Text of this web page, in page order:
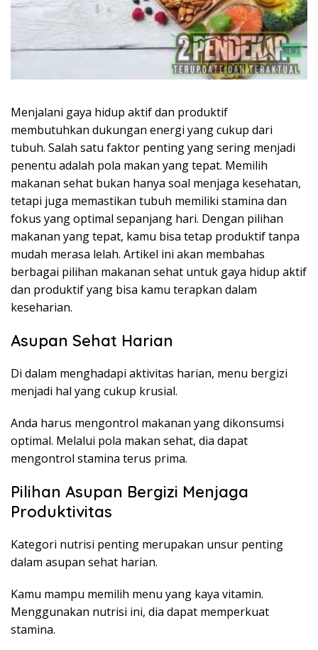
Menjalani gaya hidup aktif dan produktif
membutuhkan dukungan energi yang cukup dari
tubuh. Salah satu faktor penting yang sering menjadi
penentu adalah pola makan yang tepat. Memilih
makanan sehat bukan hanya soal menjaga kesehatan,
tetapi juga memastikan tubuh memiliki stamina dan
fokus yang optimal sepanjang hari. Dengan pilihan
makanan yang tepat, kamu bisa tetap produktif tanpa
mudah merasa lelah. Artikel ini akan membahas
berbagai pilihan makanan sehat untuk gaya hidup aktif
dan produktif yang bisa kamu terapkan dalam
keseharian.
Asupan Sehat Harian
Di dalam menghadapi aktivitas harian, menu bergizi
menjadi hal yang cukup krusial.
Anda harus mengontrol makanan yang dikonsumsi
optimal. Melalui pola makan sehat, dia dapat
mengontrol stamina terus prima.
Pilihan Asupan Bergizi Menjaga
Produktivitas
Kategori nutrisi penting merupakan unsur penting
dalam asupan sehat harian.
Kamu mampu memilih menu yang kaya vitamin.
Menggunakan nutrisi ini, dia dapat memperkuat
stamina.